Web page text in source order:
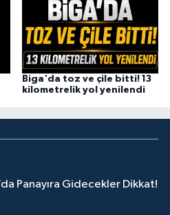
Biga'da toz ve çile bitti! 13
kilometrelik yol yenilendi
Panayıra Gidecekler Dikkat!